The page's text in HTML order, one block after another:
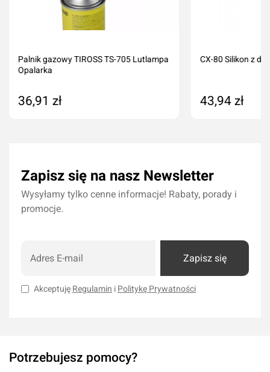
Palnik gazowy TIROSS TS-705 Lutlampa
Opalarka
36,91 zł
CX-80 Silikon z
43,94 zł
Zapisz się na nasz Newsletter
Wysyłamy tylko cenne informacje! Rabaty, porady i
promocje.
Zapisz się
Akceptuję Regulamin i Politykę Prywatności
Potrzebujesz pomocy?